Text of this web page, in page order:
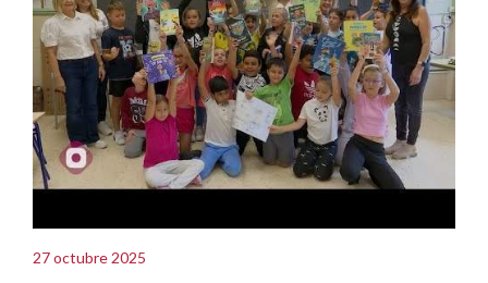
27 octubre 2025